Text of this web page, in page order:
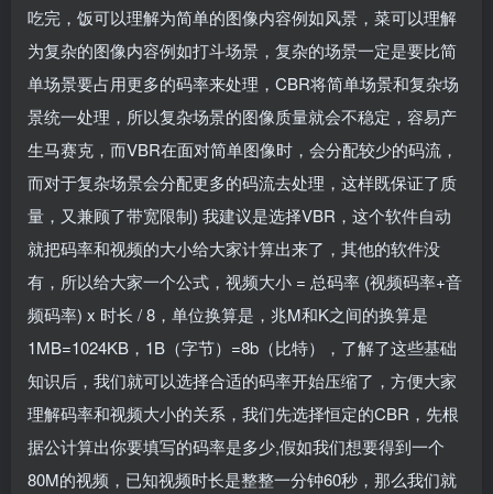
吃完，饭可以理解为简单的图像内容例如风景，菜可以理解
为复杂的图像内容例如打斗场景，复杂的场景一定是要比简
单场景要占用更多的码率来处理，CBR将简单场景和复杂场
景统一处理，所以复杂场景的图像质量就会不稳定，容易产
生马赛克，而VBR在面对简单图像时，会分配较少的码流，
而对于复杂场景会分配更多的码流去处理，这样既保证了质
量，又兼顾了带宽限制) 我建议是选择VBR，这个软件自动
就把码率和视频的大小给大家计算出来了，其他的软件没
有，所以给大家一个公式，视频大小 = 总码率 (视频码率+音
频码率) x 时长 / 8，单位换算是，兆M和K之间的换算是
1MB=1024KB，1B（字节）=8b（比特），了解了这些基础
知识后，我们就可以选择合适的码率开始压缩了，方便大家
理解码率和视频大小的关系，我们先选择恒定的CBR，先根
据公计算出你要填写的码率是多少,假如我们想要得到一个
80M的视频，已知视频时长是整整一分钟60秒，那么我们就